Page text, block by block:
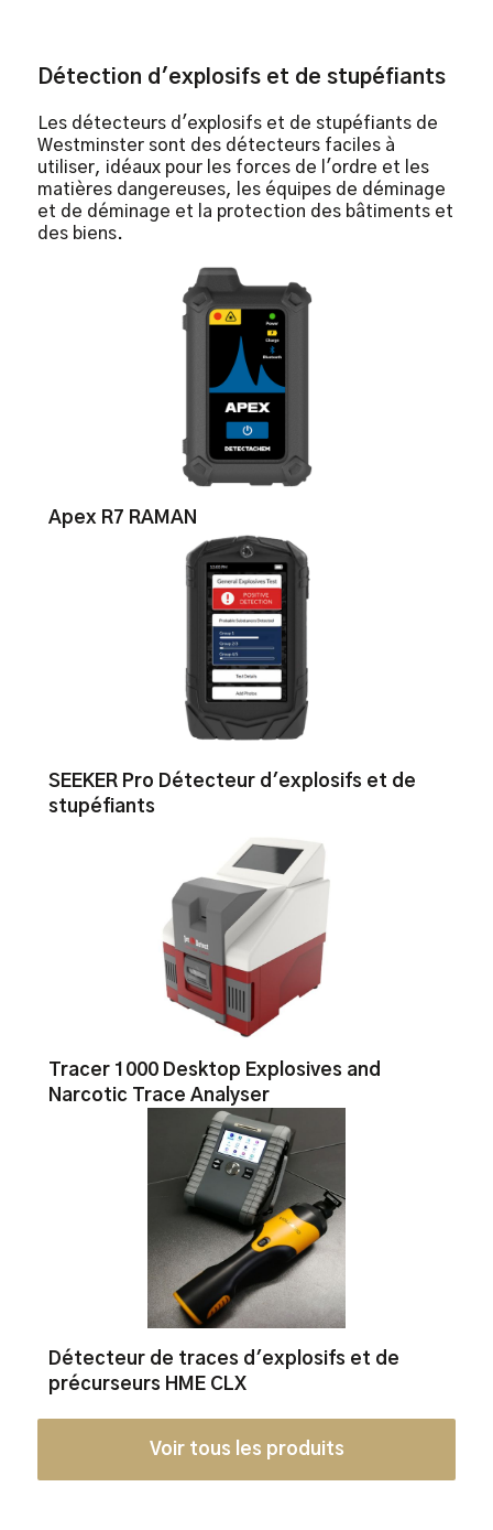
Détection d'explosifs et de stupéfiants
Les détecteurs d'explosifs et de stupéfiants de
Westminster sont des détecteurs faciles à
utiliser, idéaux pour les forces de l'ordre et les
matières dangereuses, les équipes de déminage
et de déminage et la protection des bâtiments et
des biens.
Apex R7 RAMAN
SEEKER Pro Détecteur d'explosifs et de
stupéfiants
Tracer 1000 Desktop Explosives and
Narcotic Trace Analyser
Détecteur de traces d'explosifs et de
précurseurs HME CLX
Voir tous les produits